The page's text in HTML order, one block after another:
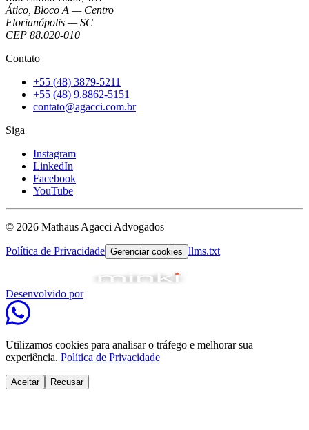
Ático, Bloco A — Centro
Florianópolis — SC
CEP 88.020-010
Contato
+55 (48) 3879-5211
+55 (48) 9.8862-5151
contato@agacci.com.br
Siga
Instagram
LinkedIn
Facebook
YouTube
© 2026 Mathaus Agacci Advogados
Política de Privacidade Gerenciar cookies llms.txt
Desenvolvido por
Utilizamos cookies para analisar o tráfego e melhorar sua
experiência. Política de Privacidade
Aceitar Recusar